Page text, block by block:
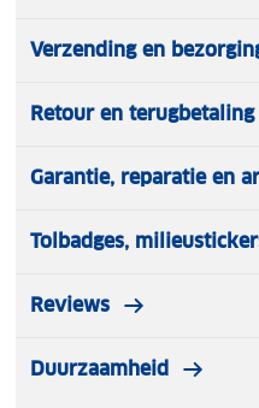
Verzending en
Retour en terugbetaling
Garantie, reparatie en
Tolbadges,
Reviews
Duurzaamheid